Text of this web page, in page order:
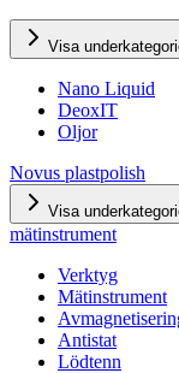
Visa
Nano Liquid
DeoxIT
Oljor
Novus plastpolish
Visa
mätinstrument
Verktyg
Mätinstrument
Antistat
Lödtenn